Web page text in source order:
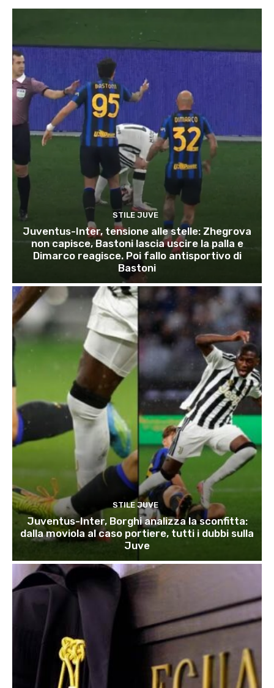
STILE JUVE
Juventus-Inter, tensione alle stelle: Zhegrova
non capisce, Bastoni lascia uscire la palla e
Dimarco reagisce. Poi fallo antisportivo di
Bastoni
STILE JUVE
Juventus-Inter, Borghi analizza la sconfitta:
dalla moviola al caso portiere, tutti i dubbi sulla
Juve